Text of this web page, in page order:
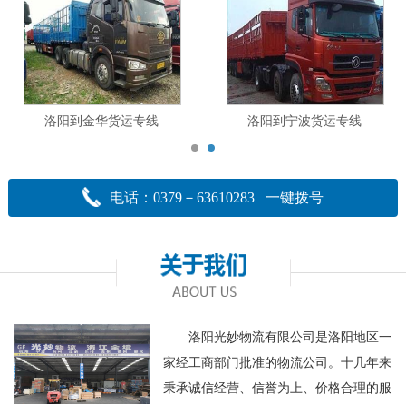
洛阳到金华货运专线 洛阳到宁波货运专线
电话：0379－63610283 一键拨号
洛阳光妙物流有限公司是洛阳地区一
家经工商部门批准的物流公司。十几年来
秉承诚信经营、信誉为上、价格合理的服